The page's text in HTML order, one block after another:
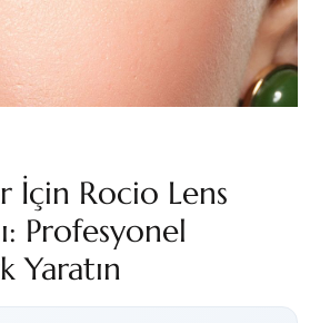
İçin Rocio Lens
Profesyonel
Yaratın